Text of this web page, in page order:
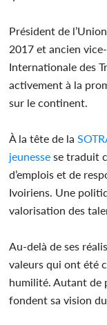
Président de
2017 et ancien
Internationale des
activement à la
sur le continent.
À la tête de la
jeunesse se traduit
d’emplois et de
Ivoiriens. Une
valorisation des
Au-delà de ses
valeurs qui ont été
humilité. Autant de
fondent sa vision